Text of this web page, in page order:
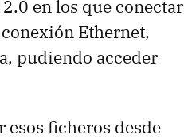
en los que conectar
Ethernet,
pudiendo acceder
esos ficheros desde